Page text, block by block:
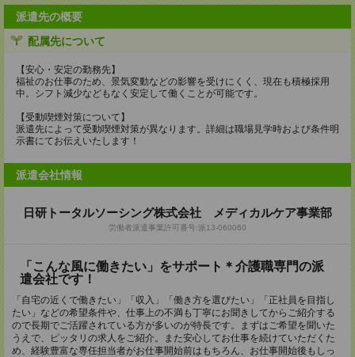
派遣先の概要
配属先について
【安心・安定の勤務先】
福祉のお仕事のため、景気変動などの影響を受けにくく、現在も積極採用
中。シフト減少などもなく安定して働くことが可能です。
【受動喫煙対策について】
派遣先によって受動喫煙対策が異なります。詳細は職場見学時および条件明
示書にてお伝えいたします！
派遣会社情報
日研トータルソーシング株式会社 メディカルケア事業部
労働者派遣事業許可番号:派13-060060
「こんな風に働きたい」をサポート＊介護職専門の派
遣会社です！
「自宅の近くで働きたい」「収入」「働き方を選びたい」「正社員を目指し
たい」などの希望条件や、仕事上の不満も丁寧にお聞きしてからご紹介する
ので長期でご活躍されている方が多いのが特長です。まずはご希望を聞いた
うえで、ピッタリの求人をご紹介。また安心してお仕事を続けていただくた
め、経験豊富な専任担当者がお仕事開始前はもちろん、お仕事開始後もしっ